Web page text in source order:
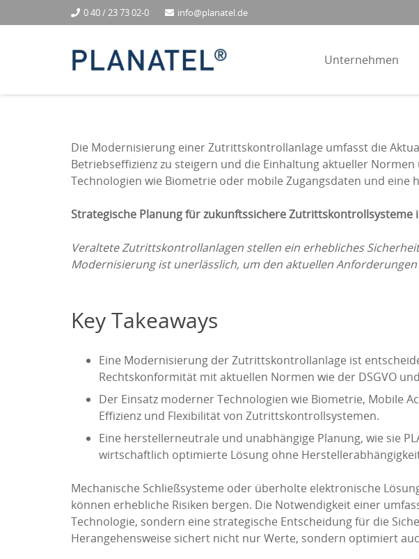
0 40 / 23 73 02-0 info@planatel.de
Unternehmen
Die Modernisierung einer Zutrittskontrollanlage umfasst die
Betriebseffizienz zu steigern und die Einhaltung aktueller
Technologien wie Biometrie oder mobile Zugangsdaten und
Strategische Planung für zukunftssichere Zutrittskontrollsysteme
Veraltete Zutrittskontrollanlagen stellen ein erhebliches
Modernisierung ist unerlässlich, um den aktuellen
Key Takeaways
Eine Modernisierung der Zutrittskontrollanlage ist
Rechtskonformität mit aktuellen Normen wie der DSGVO
Der Einsatz moderner Technologien wie Biometrie, Mobile
Effizienz und Flexibilität von Zutrittskontrollsystemen.
Eine herstellerneutrale und unabhängige Planung, wie sie
wirtschaftlich optimierte Lösung ohne
Mechanische Schließsysteme oder überholte elektronische
können erhebliche Risiken bergen. Die Notwendigkeit einer
Technologie, sondern eine strategische Entscheidung für die
Herangehensweise sichert nicht nur Werte, sondern optimiert